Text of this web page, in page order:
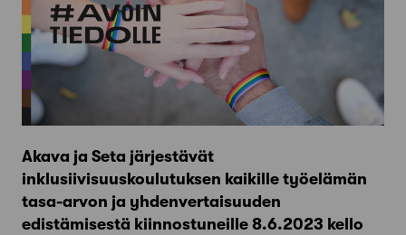
Akava ja Seta järjestävät
inklusiivisuuskoulutuksen kaikille työelämän
tasa-arvon ja yhdenvertaisuuden
edistämisestä kiinnostuneille 8.6.2023 kello